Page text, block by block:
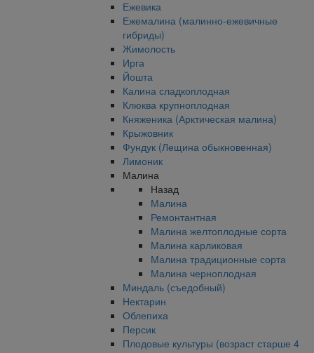
Ежевика
Ежемалина (малинно-ежевичные
гибриды)
Жимолость
Ирга
Йошта
Калина сладкоплодная
Клюква крупноплодная
Княженика (Арктическая малина)
Крыжовник
Фундук (Лещина обыкновенная)
Лимоник
Малина
Назад
Малина
Ремонтантная
Малина желтоплодные сорта
Малина карликовая
Малина традиционные сорта
Малина черноплодная
Миндаль (съедобный)
Нектарин
Облепиха
Персик
Плодовые культуры (возраст старше 4